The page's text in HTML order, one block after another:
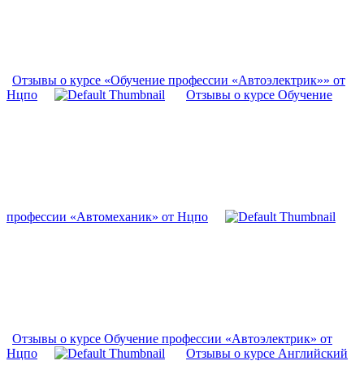
Отзывы о курсе «Обучение профессии «Автоэлектрик»» от
Нцпо
Отзывы о курсе Обучение
профессии «Автомеханик» от Нцпо
Отзывы о курсе Обучение профессии «Автоэлектрик» от
Нцпо
Отзывы о курсе Английский